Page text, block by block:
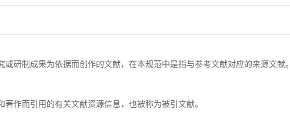
或研制成果为依据而创作的文献，在本规范中是指与参考文献对应的来源文献。
作而引用的有关文献资源信息，也被称为被引文献。